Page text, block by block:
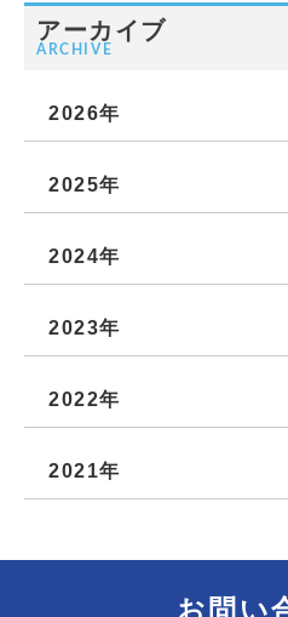
アーカイブ
ARCHIVE
2026年
2025年
2024年
2023年
2022年
2021年
お問い